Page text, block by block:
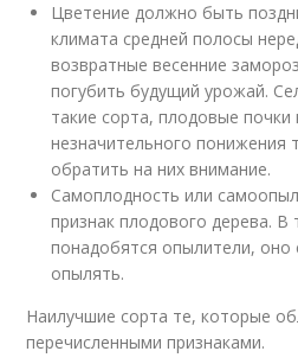
Цветение должно быть
климата средней полосы
возвратные весенние
погубить будущий урожай.
такие сорта, плодовые
незначительного понижения
обратить на них внимание.
Самоплодность или
признак плодового дерева. В
понадобятся опылители, оно
опылять.
Наилучшие сорта те, которые
перечисленными признаками.